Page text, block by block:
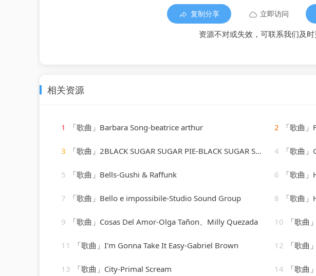
复制分享 立即访问
资源不对或失效，可联系我们及时
相关资源
1 「歌曲」Barbara Song-beatrice arthur 2 「歌曲
3 「歌曲」2BLACK SUGAR SUGAR PIE-BLACK SUGAR SUGAR PIE (RAGGA、Grady Martin 4 「歌曲
5 「歌曲」Bells-Gushi & Raffunk 6 「歌曲
7 「歌曲」Bello e impossibile-Studio Sound Group 8 「歌曲
9 「歌曲」Cosas Del Amor-Olga Tañon、Milly Quezada 10 「歌曲
11 「歌曲」I'm Gonna Take It Easy-Gabriel Brown 12 「歌
13 「歌曲」City-Primal Scream 14 「歌曲